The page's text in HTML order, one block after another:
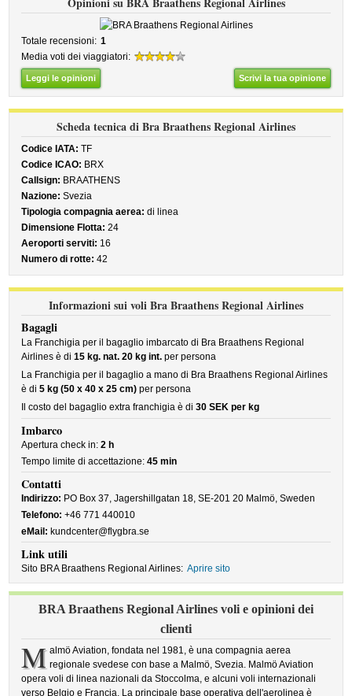
Totale recensioni: 1
Media voti dei viaggiatori:
Leggi le opinioni Scrivi la tua opinione
Scheda tecnica di Bra Braathens Regional Airlines
Codice IATA: TF
Codice ICAO: BRX
Callsign: BRAATHENS
Nazione: Svezia
Tipologia compagnia aerea: di linea
Dimensione Flotta: 24
Aeroporti serviti: 16
Numero di rotte: 42
Informazioni sui voli Bra Braathens Regional Airlines
Bagagli
La Franchigia per il bagaglio imbarcato di Bra Braathens Regional
Airlines è di15 kg. nat. 20 kg int. per persona
La Franchigia per il bagaglio a mano di Bra Braathens Regional Airlines
è di5 kg (50 x 40 x 25 cm) per persona
Il costo del bagaglio extra franchigia è di30 SEK per kg
Imbarco
Apertura check in:2 h
Tempo limite di accettazione:45 min
Contatti
Indirizzo: PO Box 37, Jagershillgatan 18, SE-201 20 Malmö, Sweden
Telefono: +46 771 440010
eMail: kundcenter@flygbra.se
Link utili
Sito BRA Braathens Regional Airlines: Aprire sito
BRA Braathens Regional Airlines voli e opinioni dei
clienti
M almö Aviation, fondata nel 1981, è una compagnia aerea
regionale svedese con base a Malmö, Svezia. Malmö Aviation
opera voli di linea nazionali da Stoccolma, e alcuni voli internazionali
verso Belgio e Francia. La principale base operativa dell'aerolinea è